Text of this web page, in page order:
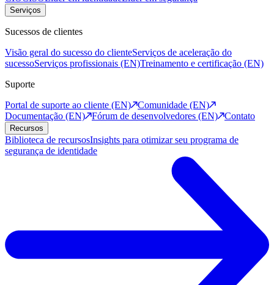
Serviços
Sucessos de clientes
Visão geral do sucesso do clienteServiços de aceleração do
sucessoServiços profissionais (EN)Treinamento e certificação (EN)
Suporte
Portal de suporte ao cliente (EN)
Comunidade (EN)
Documentação (EN)
Fórum de desenvolvedores (EN) Contato
Recursos
Biblioteca de recursosInsights para otimizar seu programa de
segurança de identidade